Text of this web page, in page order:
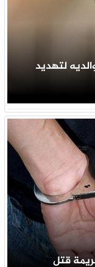
لتهديد
قتل